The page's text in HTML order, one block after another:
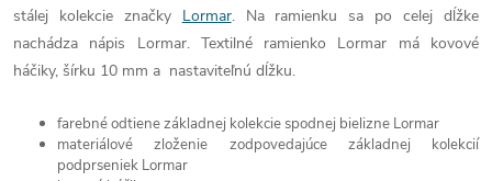
stálej kolekcie značky Lormar. Na ramienku sa po celej dĺžke
nachádza nápis Lormar. Textilné ramienko Lormar má kovové
háčiky, šírku 10 mm a nastaviteľnú dĺžku.
farebné odtiene základnej kolekcie spodnej bielizne Lormar
materiálové zloženie zodpovedajúce základnej kolekcií
podprseniek Lormar